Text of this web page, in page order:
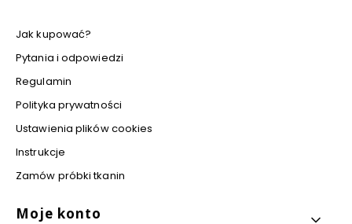
Jak kupować?
Pytania i odpowiedzi
Regulamin
Polityka prywatności
Ustawienia plików cookies
Instrukcje
Zamów próbki tkanin
Moje konto